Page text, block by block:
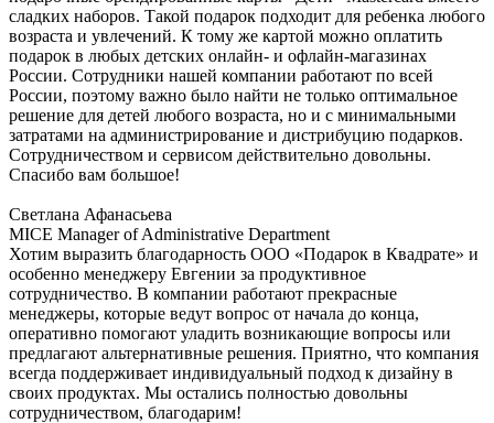
сладких наборов. Такой подарок подходит для ребенка любого
возраста и увлечений. К тому же картой можно оплатить
подарок в любых детских онлайн- и офлайн-магазинах
России. Сотрудники нашей компании работают по всей
России, поэтому важно было найти не только оптимальное
решение для детей любого возраста, но и с минимальными
затратами на администрирование и дистрибуцию подарков.
Сотрудничеством и сервисом действительно довольны.
Спасибо вам большое!
Светлана Афанасьева
MICE Manager of Administrative Department
Хотим выразить благодарность ООО «Подарок в Квадрате» и
особенно менеджеру Евгении за продуктивное
сотрудничество. В компании работают прекрасные
менеджеры, которые ведут вопрос от начала до конца,
оперативно помогают уладить возникающие вопросы или
предлагают альтернативные решения. Приятно, что компания
всегда поддерживает индивидуальный подход к дизайну в
своих продуктах. Мы остались полностью довольны
сотрудничеством, благодарим!